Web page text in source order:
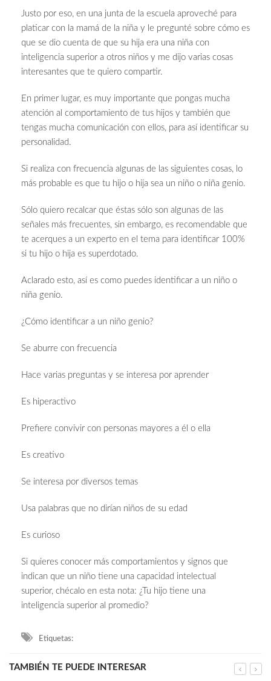
Justo por eso, en una junta de la escuela aproveché para
platicar con la mamá de la niña y le pregunté sobre cómo es
que se dio cuenta de que su hija era una niña con
inteligencia superior a otros niños y me dijo varias cosas
interesantes que te quiero compartir.
En primer lugar, es muy importante que pongas mucha
atención al comportamiento de tus hijos y también que
tengas mucha comunicación con ellos, para así identificar su
personalidad.
Si realiza con frecuencia algunas de las siguientes cosas, lo
más probable es que tu hijo o hija sea un niño o niña genio.
Sólo quiero recalcar que éstas sólo son algunas de las
señales más frecuentes, sin embargo, es recomendable que
te acerques a un experto en el tema para identificar 100%
si tu hijo o hija es superdotado.
Aclarado esto, así es como puedes identificar a un niño o
niña genio.
¿Cómo identificar a un niño genio?
Se aburre con frecuencia
Hace varias preguntas y se interesa por aprender
Es hiperactivo
Prefiere convivir con personas mayores a él o ella
Es creativo
Se interesa por diversos temas
Usa palabras que no dirían niños de su edad
Es curioso
Si quieres conocer más comportamientos y signos que
indican que un niño tiene una capacidad intelectual
superior, chécalo en esta nota: ¿Tu hijo tiene una
inteligencia superior al promedio?
Etiquetas:
TAMBIÉN TE PUEDE INTERESAR